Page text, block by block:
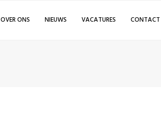
OVER ONS NIEUWS VACATURES CONTACT